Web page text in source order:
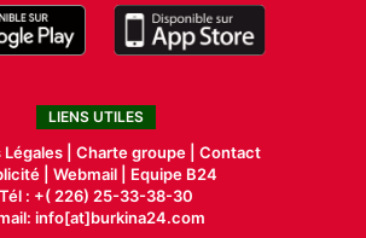
LIENS UTILES
| Charte groupe | Contact
| Webmail |
Equipe B24
Tél : +( 226) 25-33-38-30
info[at]burkina24.com